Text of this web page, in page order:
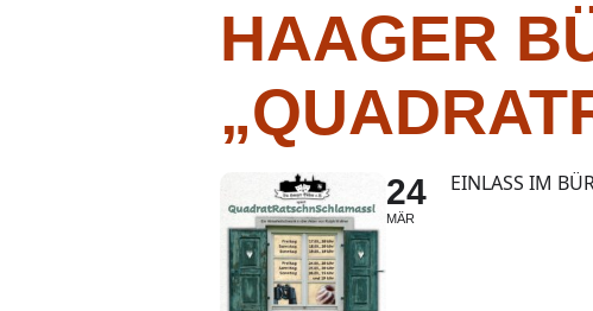
HAAGER
24
MÄR
EINLASS IM